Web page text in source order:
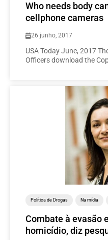
Who needs body
cellphone cameras
26 junho, 2017
USA Today June, 2017
Officers download the
Política de Drogas Na mídia
Combate à evasão
homicídio, diz